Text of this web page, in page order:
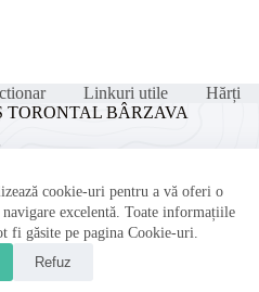
cookie-uri pentru a vă oferi o
navigare excelentă. Toate informațiile
fi găsite pe pagina Cookie-uri.
Refuz
Linkuri utile Hărți
TORONTAL BÂRZAVA
Oraş Deta, CP 305200, Judeţul Timiş